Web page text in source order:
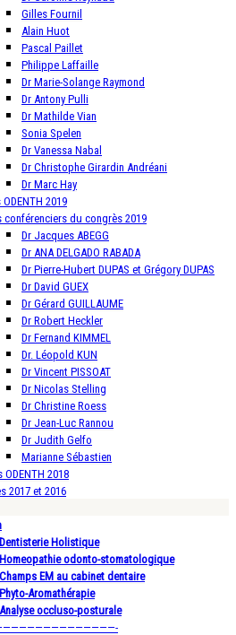
Gilles Fournil
Alain Huot
Pascal Paillet
Philippe Laffaille
Dr Marie-Solange Raymond
Dr Antony Pulli
Dr Mathilde Vian
Sonia Spelen
Dr Vanessa Nabal
Dr Christophe Girardin Andréani
Dr Marc Hay
2019
conférenciers du congrès 2019
Dr Jacques ABEGG
Dr ANA DELGADO RABADA
Dr Pierre-Hubert DUPAS et Grégory DUPAS
Dr David GUEX
Dr Gérard GUILLAUME
Dr Robert Heckler
Dr Fernand KIMMEL
Dr. Léopold KUN
Dr Vincent PISSOAT
Dr Nicolas Stelling
Dr Christine Roess
Dr Jean-Luc Rannou
Dr Judith Gelfo
Marianne Sébastien
ODENTH 2018
2017 et 2016
Holistique
odonto-stomatologique
EM au cabinet dentaire
Aromathérapie
occluso-posturale